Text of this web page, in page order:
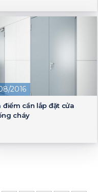
2016
điểm cần lắp đặt cửa
cháy